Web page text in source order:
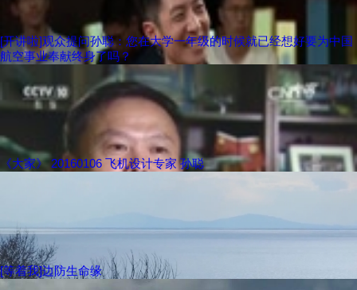
[开讲啦]观众提问孙聪：您在大学一年级的时候就已经想好要为中国
航空事业奉献终身了吗？
《大家》 20160106 飞机设计专家 孙聪
[等着我]边防生命缘